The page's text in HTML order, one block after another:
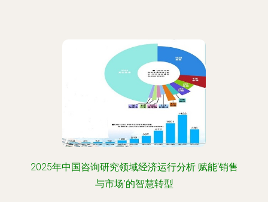
2025年中国咨询研究领域经济运行分析 赋能‘销售
与市场’的智慧转型